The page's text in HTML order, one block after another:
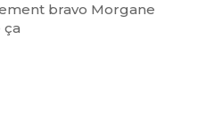
bravo Morgane